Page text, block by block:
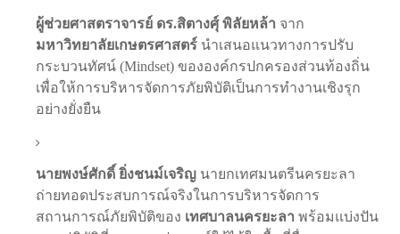
ผู้ช่วยศาสตราจารย์ ดร.สิตางศุ์ พิลัยหล้า จาก
มหาวิทยาลัยเกษตรศาสตร์ นำเสนอแนวทางการปรับ
กระบวนทัศน์ (Mindset) ขององค์กรปกครองส่วนท้องถิ่น
เพื่อให้การบริหารจัดการภัยพิบัติเป็นการทำงานเชิงรุก
อย่างยั่งยืน
นายพงษ์ศักดิ์ ยิ่งชนม์เจริญ นายกเทศมนตรีนครยะลา
ถ่ายทอดประสบการณ์จริงในการบริหารจัดการ
สถานการณ์ภัยพิบัติของ เทศบาลนครยะลา พร้อมแบ่งปัน